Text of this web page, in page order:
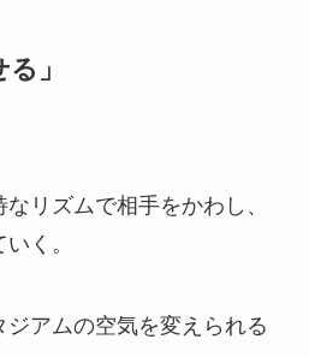
」
リズムで相手をかわし、
く。
ジアムの空気を変えられる